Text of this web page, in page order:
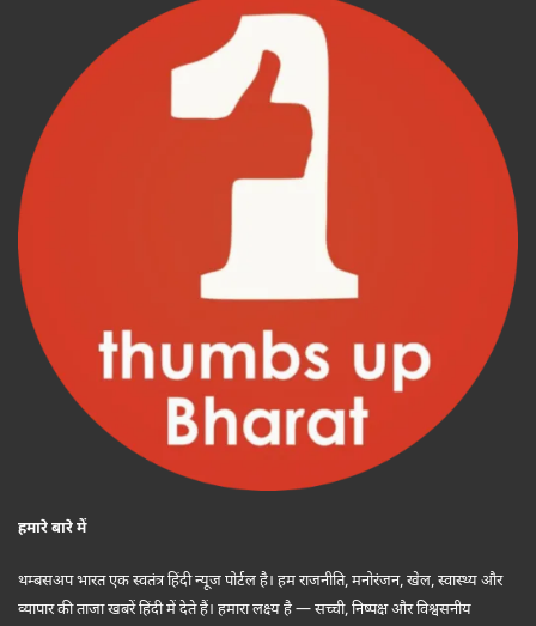
हमारे बारे में
थम्बसअप भारत एक स्वतंत्र हिंदी न्यूज पोर्टल है। हम राजनीति, मनोरंजन, खेल, स्वास्थ्य और
व्यापार की ताजा खबरें हिंदी में देते हैं। हमारा लक्ष्य है — सच्ची, निष्पक्ष और विश्वसनीय